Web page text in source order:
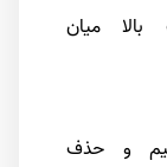
میان
و حذف